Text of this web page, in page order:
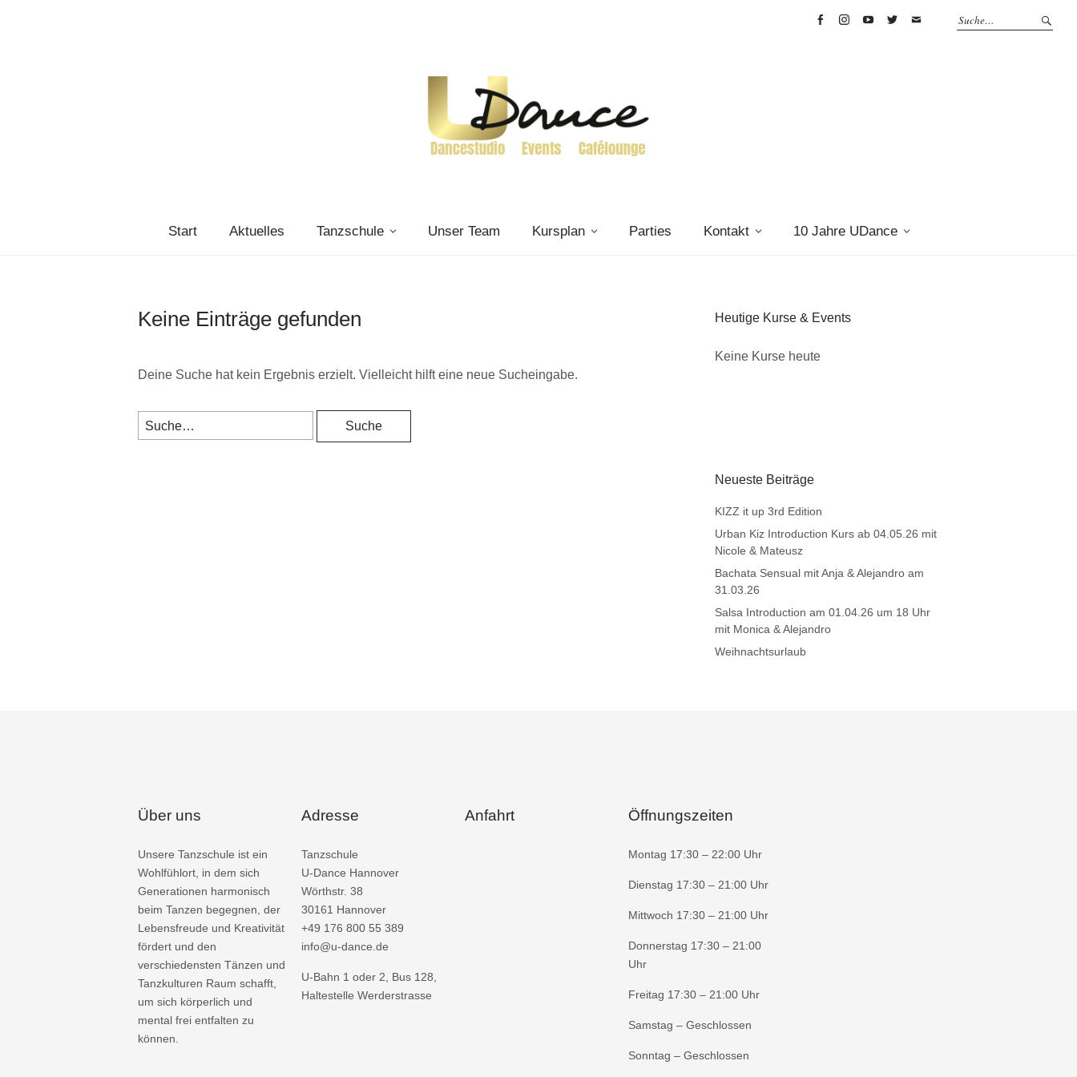
Start Aktuelles Tanzschule Unser Team Kursplan Parties Kontakt 10 Jahre UDance
Keine Einträge gefunden
Deine Suche hat kein Ergebnis erzielt. Vielleicht hilft eine neue Sucheingabe.
Heutige Kurse & Events
Keine Kurse heute
Neueste Beiträge
KIZZ it up 3rd Edition
Urban Kiz Introduction Kurs ab 04.05.26 mit
Nicole & Mateusz
Bachata Sensual mit Anja & Alejandro am
31.03.26
Salsa Introduction am 01.04.26 um 18 Uhr
mit Monica & Alejandro
Weihnachtsurlaub
Über uns
Unsere Tanzschule ist ein
Wohlfühlort, in dem sich
Generationen harmonisch
beim Tanzen begegnen, der
Lebensfreude und Kreativität
fördert und den
verschiedensten Tänzen und
Tanzkulturen Raum schafft,
um sich körperlich und
mental frei entfalten zu
können.
Adresse
Tanzschule
U-Dance Hannover
Wörthstr. 38
30161 Hannover
+49 176 800 55 389
info@u-dance.de
U-Bahn 1 oder 2, Bus 128,
Haltestelle Werderstrasse
Anfahrt Öffnungszeiten
Montag 17:30 – 22:00 Uhr
Dienstag 17:30 – 21:00 Uhr
Mittwoch 17:30 – 21:00 Uhr
Donnerstag 17:30 – 21:00
Uhr
Freitag 17:30 – 21:00 Uhr
Samstag – Geschlossen
Sonntag – Geschlossen